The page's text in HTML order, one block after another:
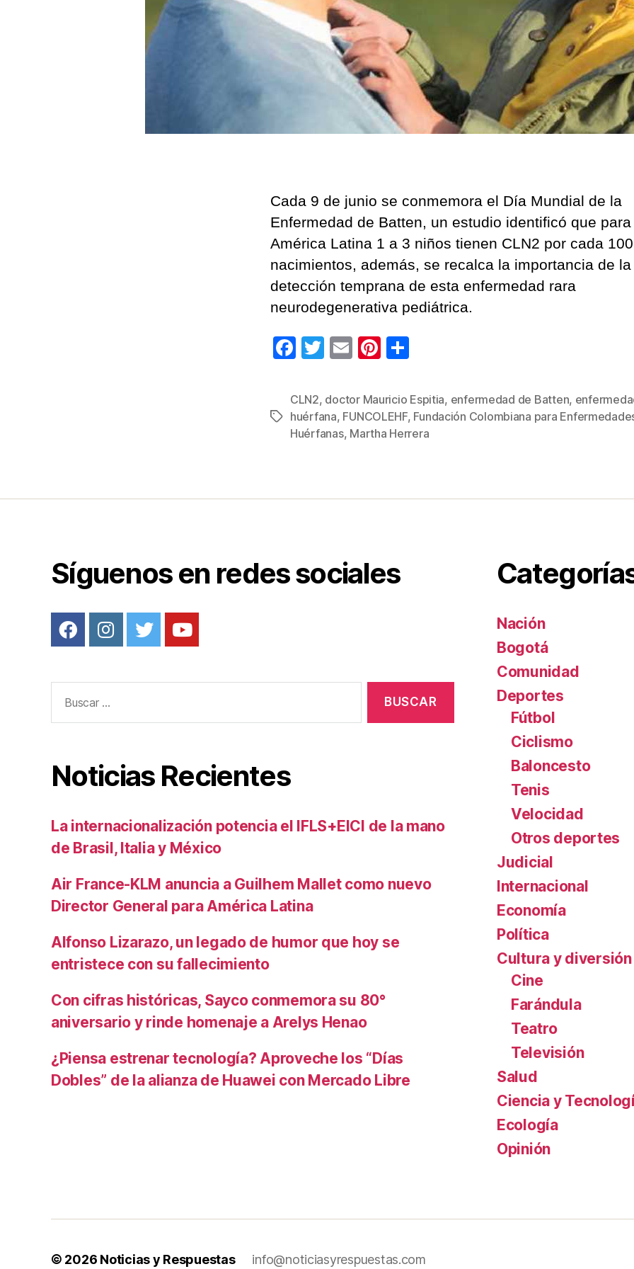
Cada 9 de junio se conmemora el Día Mundial de la
Enfermedad de Batten, un estudio identificó que para
América Latina 1 a 3 niños tienen CLN2 por cada
nacimientos, además, se recalca la importancia de la
detección temprana de esta enfermedad rara
neurodegenerativa pediátrica.
F
c
e
b
k
T
tt
er
E
ail
Pi
er
e
st
m
p
ar
Etiquetas
CLN2, doctor Mauricio Espitia, enfermedad de Batten,
huérfana, FUNCOLEHF, Fundación Colombiana para
Huérfanas, Martha Herrera
Síguenos en redes sociales
Noticias Recientes
La internacionalización potencia el IFLS+EICI de la mano
de Brasil, Italia y México
Air France-KLM anuncia a Guilhem Mallet como nuevo
Director General para América Latina
Alfonso Lizarazo, un legado de humor que hoy se
entristece con su fallecimiento
Con cifras históricas, Sayco conmemora su 80°
aniversario y rinde homenaje a Arelys Henao
¿Piensa estrenar tecnología? Aproveche los “Días
Dobles” de la alianza de Huawei con Mercado Libre
Nación
Bogotá
Comunidad
Deportes
Fútbol
Ciclismo
Baloncesto
Tenis
Velocidad
Otros deportes
Judicial
Internacional
Economía
Política
Cultura y diversión
Cine
Farándula
Teatro
Televisión
Salud
Ciencia y
Ecología
Opinión
© 2026 Noticias y Respuestas info@noticiasyrespuestas.com